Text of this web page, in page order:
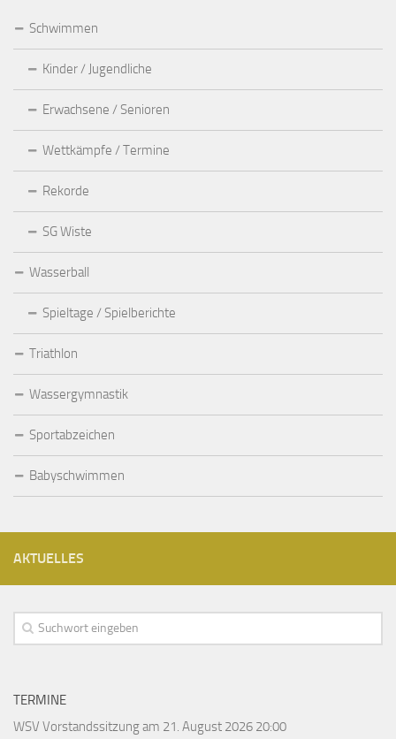
Schwimmen
Kinder / Jugendliche
Erwachsene / Senioren
Wettkämpfe / Termine
Rekorde
SG Wiste
Wasserball
Spieltage / Spielberichte
Triathlon
Wassergymnastik
Sportabzeichen
Babyschwimmen
AKTUELLES
TERMINE
WSV Vorstandssitzungam 21. August 2026 20:00